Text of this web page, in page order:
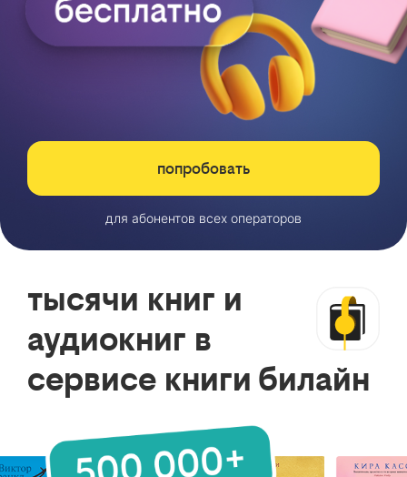
попробовать
для абонентов всех операторов
тысячи книг и
аудиокниг в
сервисе книги билайн